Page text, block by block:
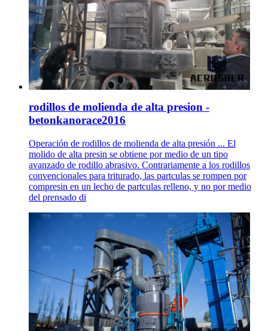
rodillos de molienda de alta presion -
betonkanorace2016
Operación de rodillos de molienda de alta presión ... El
molido de alta presin se obtiene por medio de un tipo
avanzado de rodillo abrasivo. Contrariamente a los rodillos
convencionales para triturado, las partculas se rompen por
compresin en un lecho de partculas relleno, y no por medio
del prensado di